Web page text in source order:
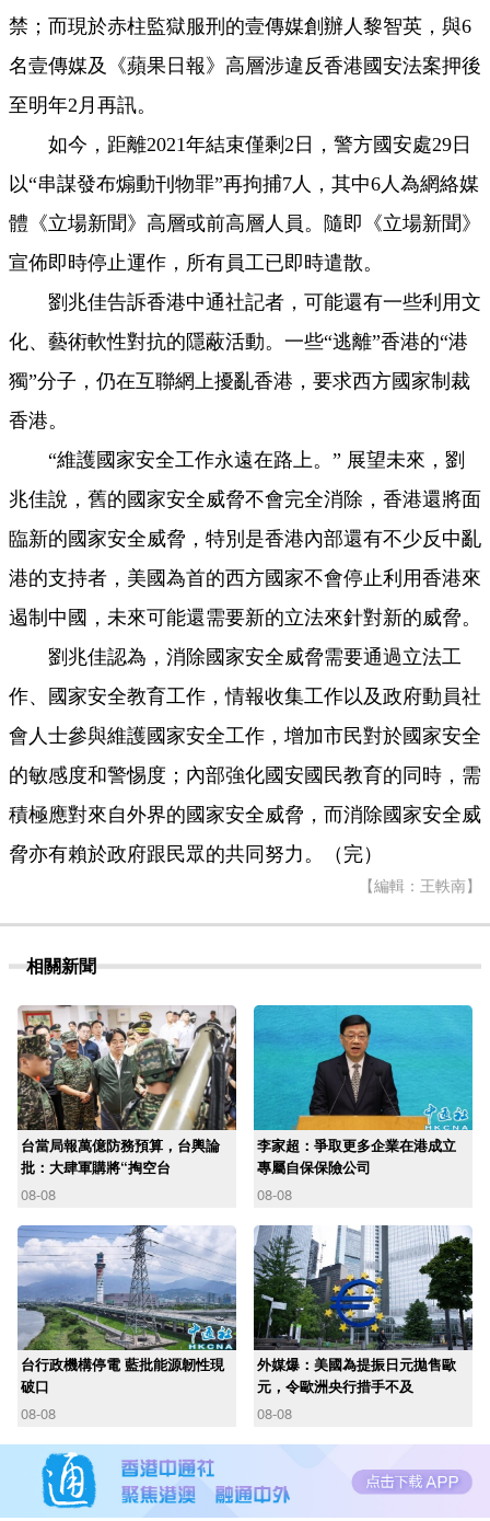
禁；而現於赤柱監獄服刑的壹傳媒創辦人黎智英，與6
名壹傳媒及《蘋果日報》高層涉違反香港國安法案押後
至明年2月再訊。
如今，距離2021年結束僅剩2日，警方國安處29日
以“串謀發布煽動刊物罪”再拘捕7人，其中6人為網絡媒
體《立場新聞》高層或前高層人員。隨即《立場新聞》
宣佈即時停止運作，所有員工已即時遣散。
劉兆佳告訴香港中通社記者，可能還有一些利用文
化、藝術軟性對抗的隱蔽活動。一些“逃離”香港的“港
獨”分子，仍在互聯網上擾亂香港，要求西方國家制裁
香港。
“維護國家安全工作永遠在路上。” 展望未來，劉
兆佳說，舊的國家安全威脅不會完全消除，香港還將面
臨新的國家安全威脅，特別是香港內部還有不少反中亂
港的支持者，美國為首的西方國家不會停止利用香港來
遏制中國，未來可能還需要新的立法來針對新的威脅。
劉兆佳認為，消除國家安全威脅需要通過立法工
作、國家安全教育工作，情報收集工作以及政府動員社
會人士參與維護國家安全工作，增加市民對於國家安全
的敏感度和警惕度；內部強化國安國民教育的同時，需
積極應對來自外界的國家安全威脅，而消除國家安全威
脅亦有賴於政府跟民眾的共同努力。（完）
【編輯：王軼南】
相關新聞
台當局報萬億防務預算，台輿論
批：大肆軍購將“掏空台
08-08
李家超：爭取更多企業在港成立
專屬自保保險公司
08-08
台行政機構停電 藍批能源韌性現
破口
08-08
外媒爆：美國為提振日元拋售歐
元，令歐洲央行措手不及
08-08